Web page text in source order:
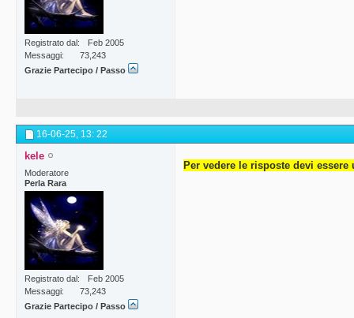
Registrato dal
Feb 2005
Messaggi
73,243
Grazie Partecipo / Passo
16-06-25, 13: 22
kele
Moderatore
Perla Rara
Registrato dal
Feb 2005
Messaggi
73,243
Grazie Partecipo / Passo
Per vedere le risposte devi essere